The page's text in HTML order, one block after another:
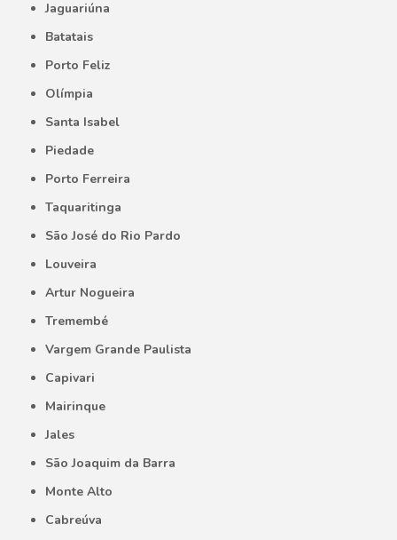
Jaguariúna
Batatais
Porto Feliz
Olímpia
Santa Isabel
Piedade
Porto Ferreira
Taquaritinga
São José do Rio Pardo
Louveira
Artur Nogueira
Tremembé
Vargem Grande Paulista
Capivari
Mairinque
Jales
São Joaquim da Barra
Monte Alto
Cabreúva